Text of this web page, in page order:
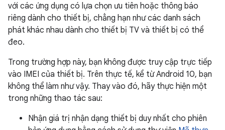
với các ứng dụng có lựa chọn ưu tiên hoặc thông báo
riêng dành cho thiết bị, chẳng hạn như các danh sách
phát khác nhau dành cho thiết bị TV và thiết bị có thể
đeo.
Trong trường hợp này, bạn không được truy cập trực tiếp
vào IMEI của thiết bị. Trên thực tế, kể từ Android 10, bạn
không thể làm như vậy. Thay vào đó, hãy thực hiện một
trong những thao tác sau:
Nhận giá trị nhận dạng thiết bị duy nhất cho phiên